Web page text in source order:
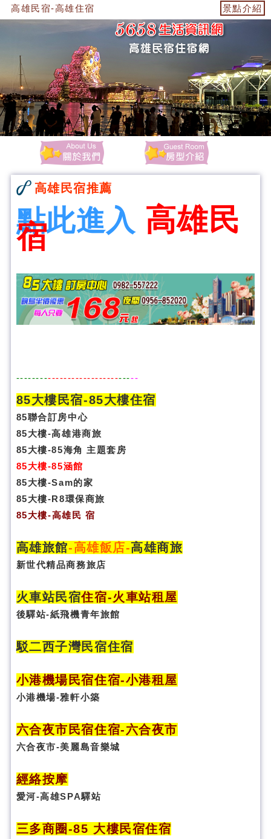
高雄民宿-高雄住宿 景點介紹
高雄民宿推薦
點此進入 高雄民
宿
-------------------------------
85大樓民宿-85大樓住宿
85聯合訂房中心
85大樓-高雄港商旅
85大樓-85海角 主題套房
85大樓-85涵館
85大樓-Sam的家
85大樓-R8環保商旅
85大樓-高雄民 宿
高雄旅館-高雄飯店-高雄商旅
新世代精品商務旅店
火車站民宿住宿-火車站租屋
後驛站-紙飛機青年旅館
駁二西子灣民宿住宿
小港機場民宿住宿-小港租屋
小港機場-雅軒小築
六合夜市民宿住宿-六合夜市
六合夜市-美麗島音樂城
經絡按摩
愛河-高雄SPA驛站
三多商圈 -85 大樓民宿住宿